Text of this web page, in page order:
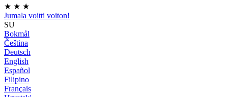
★ ★ ★
Jumala voitti voiton!
SU
Bokmål
Čeština
Deutsch
English
Español
Filipino
Français